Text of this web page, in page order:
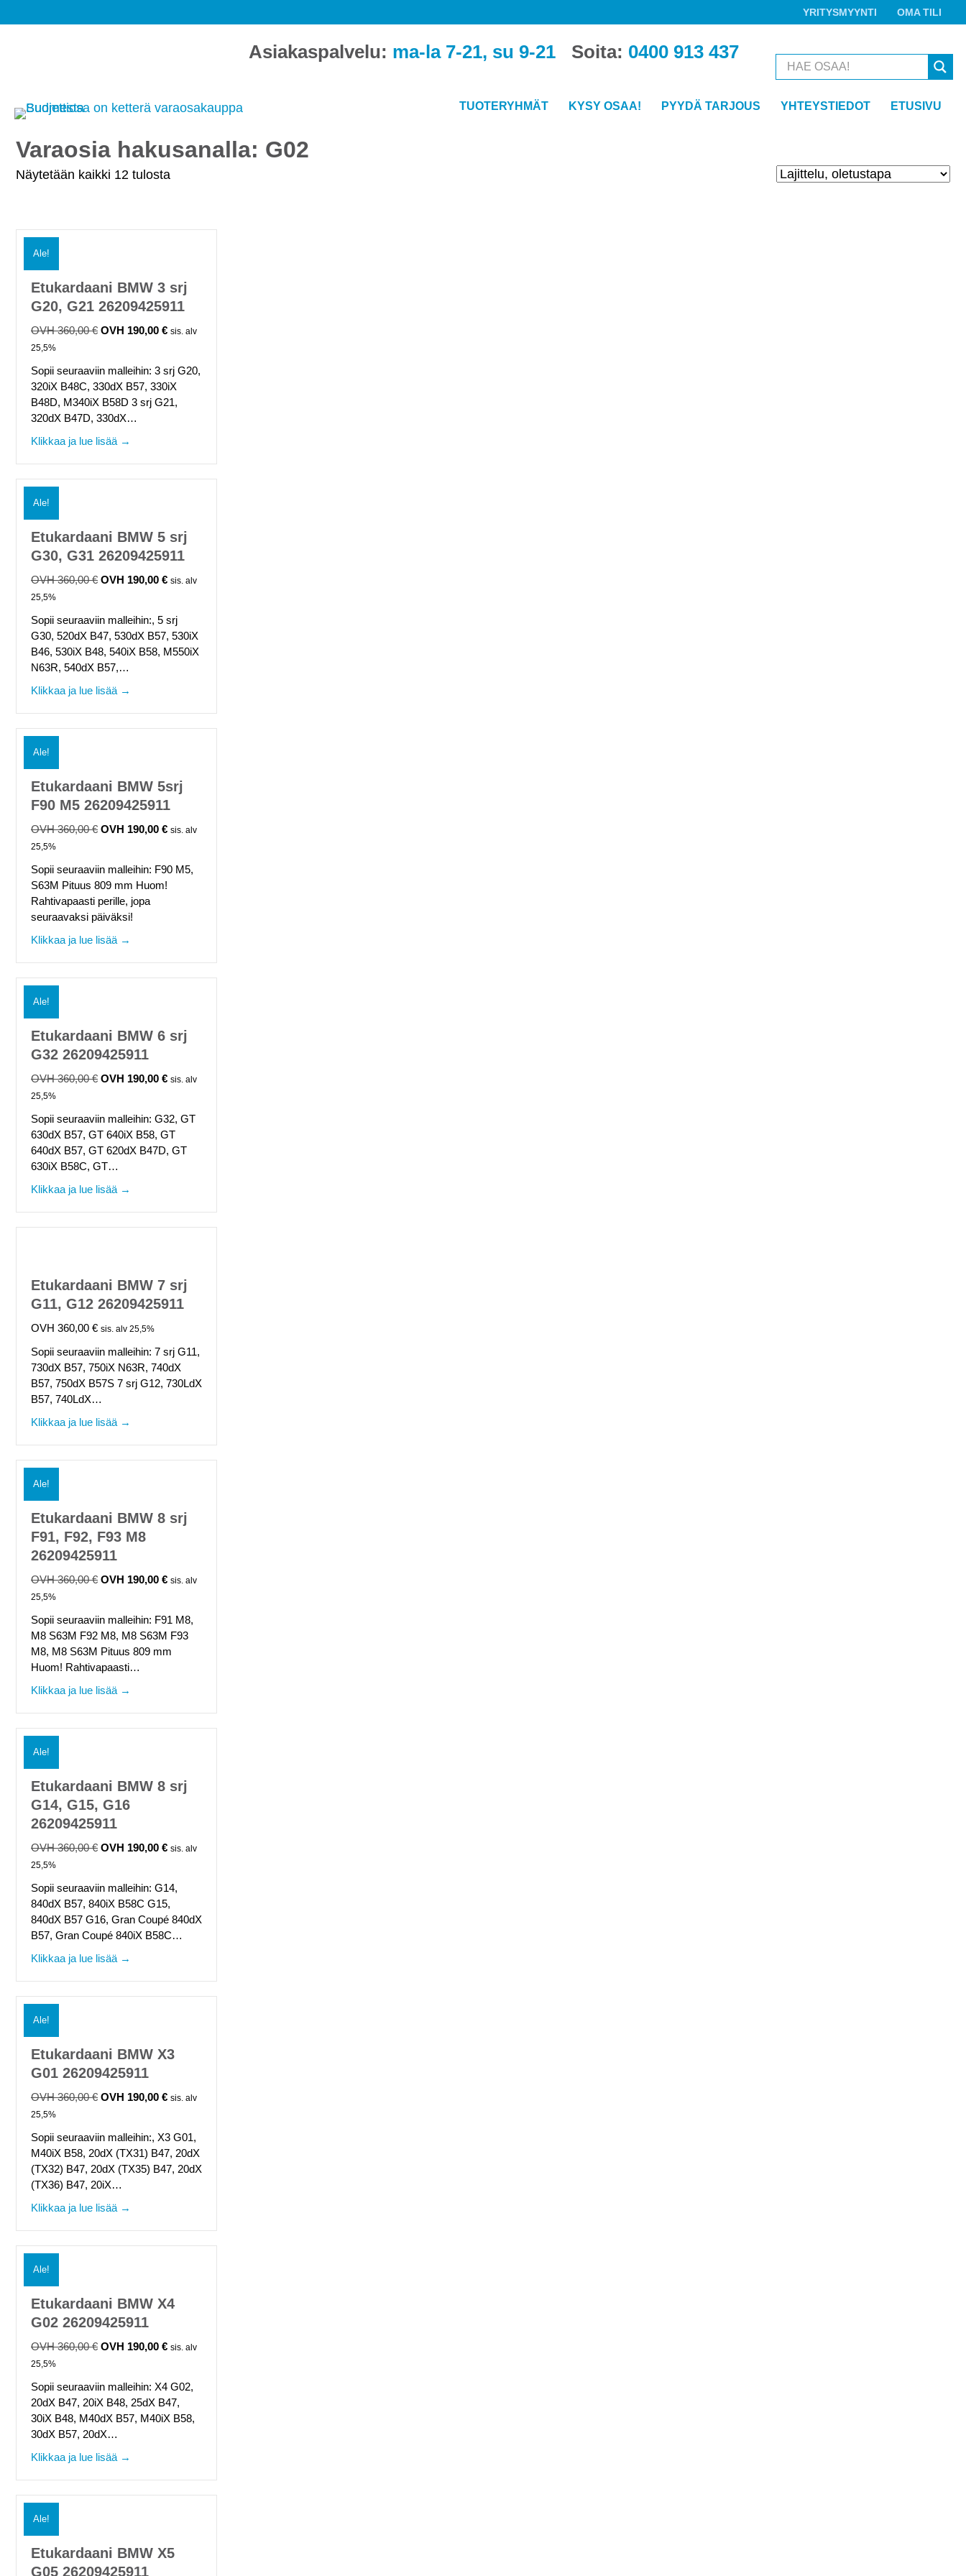
YRITYSMYYNTI OMA TILI
Asiakaspalvelu: ma-la 7-21, su 9-21 Soita: 0400 913 437
TUOTERYHMÄT KYSY OSAA! PYYDÄ TARJOUS YHTEYSTIEDOT ETUSIVU
Varaosia hakusanalla: G02
Näytetään kaikki 12 tulosta
Ale!
Etukardaani BMW 3 srj
G20, G21 26209425911
360,00€ Alkuperäinen
360,00 €.
190,00 € Nykyinen
190,00 €.
sis. alv
25,5%
Sopii seuraaviin malleihin: 3 srj G20,
320iX B48C, 330dX B57, 330iX
B48D, M340iX B58D 3 srj G21,
320dX B47D, 330dX…
Klikkaa ja lue lisää →
Ale!
Etukardaani BMW 5 srj
G30, G31 26209425911
360,00€ Alkuperäinen
360,00 €.
190,00 € Nykyinen
190,00 €.
sis. alv
25,5%
Sopii seuraaviin malleihin:, 5 srj
G30, 520dX B47, 530dX B57, 530iX
B46, 530iX B48, 540iX B58, M550iX
N63R, 540dX B57,…
Klikkaa ja lue lisää →
Ale!
Etukardaani BMW 5srj
F90 M5 26209425911
360,00€ Alkuperäinen
360,00 €.
190,00 € Nykyinen
190,00 €.
sis. alv
25,5%
Sopii seuraaviin malleihin: F90 M5,
S63M Pituus 809 mm Huom!
Rahtivapaasti perille, jopa
seuraavaksi päiväksi!
Klikkaa ja lue lisää →
Ale!
Etukardaani BMW 6 srj
G32 26209425911
360,00€ Alkuperäinen
360,00 €.
190,00 € Nykyinen
190,00 €.
sis. alv
25,5%
Sopii seuraaviin malleihin: G32, GT
630dX B57, GT 640iX B58, GT
640dX B57, GT 620dX B47D, GT
630iX B58C, GT…
Klikkaa ja lue lisää →
Etukardaani BMW 7 srj
G11, G12 26209425911
360,00 € sis. alv 25,5%
Sopii seuraaviin malleihin: 7 srj G11,
730dX B57, 750iX N63R, 740dX
B57, 750dX B57S 7 srj G12, 730LdX
B57, 740LdX…
Klikkaa ja lue lisää →
Ale!
Etukardaani BMW 8 srj
F91, F92, F93 M8
26209425911
360,00€ Alkuperäinen
360,00 €.
190,00 € Nykyinen
190,00 €.
sis. alv
25,5%
Sopii seuraaviin malleihin: F91 M8,
M8 S63M F92 M8, M8 S63M F93
M8, M8 S63M Pituus 809 mm
Huom! Rahtivapaasti…
Klikkaa ja lue lisää →
Ale!
Etukardaani BMW 8 srj
G14, G15, G16
26209425911
360,00€ Alkuperäinen
360,00 €.
190,00 € Nykyinen
190,00 €.
sis. alv
25,5%
Sopii seuraaviin malleihin: G14,
840dX B57, 840iX B58C G15,
840dX B57 G16, Gran Coupé 840dX
B57, Gran Coupé 840iX B58C…
Klikkaa ja lue lisää →
Ale!
Etukardaani BMW X3
G01 26209425911
360,00€ Alkuperäinen
360,00 €.
190,00 € Nykyinen
190,00 €.
sis. alv
25,5%
Sopii seuraaviin malleihin:, X3 G01,
M40iX B58, 20dX (TX31) B47, 20dX
(TX32) B47, 20dX (TX35) B47, 20dX
(TX36) B47, 20iX…
Klikkaa ja lue lisää →
Ale!
Etukardaani BMW X4
G02 26209425911
360,00€ Alkuperäinen
360,00 €.
190,00 € Nykyinen
190,00 €.
sis. alv
25,5%
Sopii seuraaviin malleihin: X4 G02,
20dX B47, 20iX B48, 25dX B47,
30iX B48, M40dX B57, M40iX B58,
30dX B57, 20dX…
Klikkaa ja lue lisää →
Ale!
Etukardaani BMW X5
G05 26209425911